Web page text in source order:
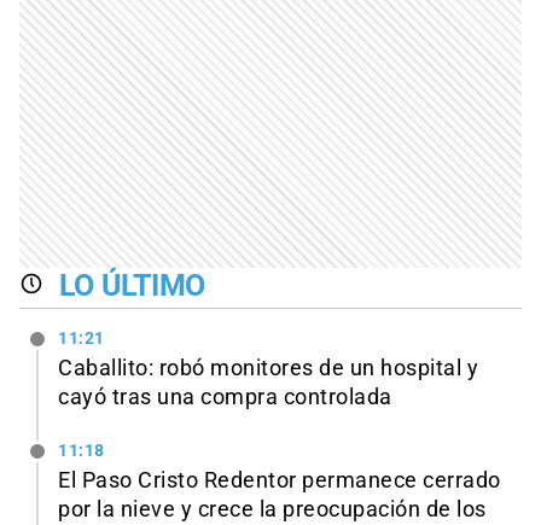
LO ÚLTIMO
11:21
Caballito: robó monitores de un hospital y
cayó tras una compra controlada
11:18
El Paso Cristo Redentor permanece cerrado
por la nieve y crece la preocupación de los